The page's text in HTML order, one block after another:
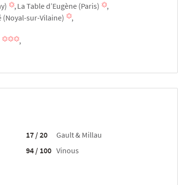
La Table d’Eugène (Paris)
(Noyal-sur-Vilaine)
17 / 20
Gault & Millau
94 / 100 Vinous